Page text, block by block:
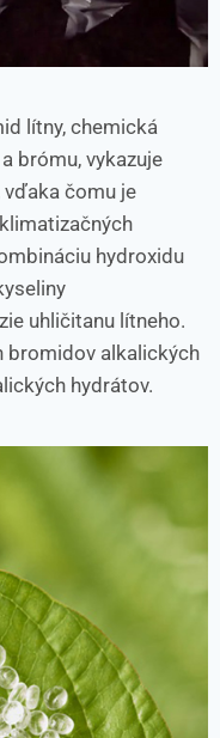
lítny, chemická
brómu, vykazuje
čomu je
hydroxidu
uhličitanu lítneho.
bromidov alkalických
hydrátov.